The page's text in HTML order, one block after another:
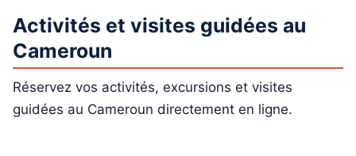
Activités et visites guidées au
Cameroun
Réservez vos activités, excursions et visites
guidées au Cameroun directement en ligne.